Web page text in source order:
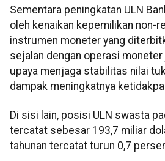
Sementara peningkatan ULN
oleh kenaikan kepemilikan non-
instrumen moneter yang
sejalan dengan operasi moneter
upaya menjaga stabilitas nilai
dampak meningkatnya
Di sisi lain, posisi ULN swasta
tercatat sebesar 193,7 miliar
tahunan tercatat turun 0,7